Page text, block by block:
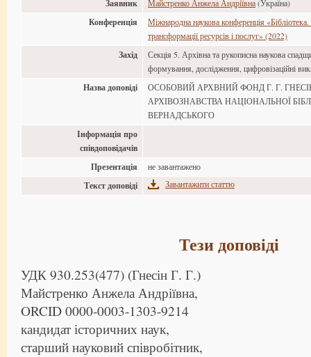
Заявник Майстренко Анжела Андріївна (Україна)
Конференція
Міжнародна наукова конференція
трансформації ресурсів і послуг» (2022)
Захід
Секція 5. Архівна та рукописна наукова
формування, дослідження, цифровізаційні
Назва доповіді
ОСОБОВИЙ АРХВНИЙ ФОНД Г. Г.
АРХІВОЗНАВСТВА НАЦІОНАЛЬНОЇ
ВЕРНАДСЬКОГО
Інформація про
співдоповідачів
Презентація
не завантажено
Текст доповіді Завантажити статтю
Тези доповіді
УДК 930.253(477) (Гнесін Г. Г.)
Майстренко Анжела Андріївна,
ORCID 0000-0003-1303-9214
кандидат історичних наук,
старший науковий співробітник,